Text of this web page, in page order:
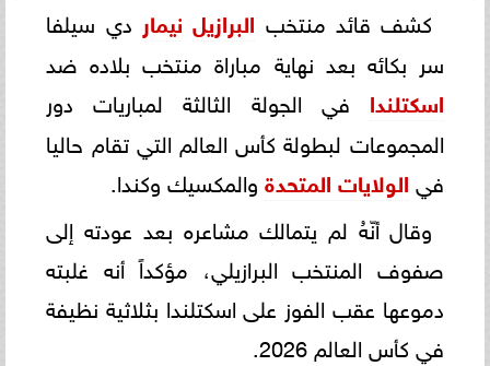
كشف قائد منتخب البرازيل​ نيمار ​ دي سيلفا
سر بكائه بعد نهاية مباراة منتخب بلاده ضد
اسكتلندا في الجولة الثالثة لمباريات دور
المجموعات لبطولة كأس العالم التي تقام حاليا
في الولايات المتحدة والمكسيك وكندا.
وقال أنّهُ لم يتمالك مشاعره بعد عودته إلى
صفوف المنتخب ​البرازيل​ي، مؤكداً أنه غلبته
دموعها عقب الفوز على اسكتلندا بثلاثية نظيفة
في ​كأس العالم 2026​.